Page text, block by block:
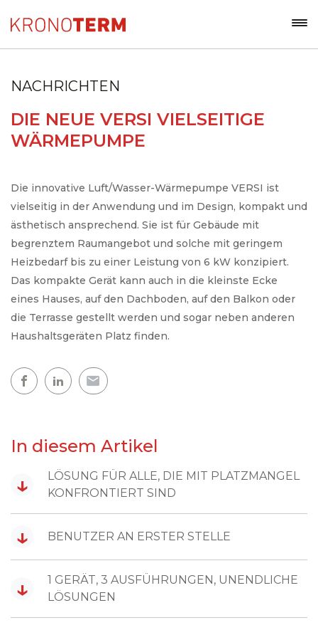
NACHRICHTEN
DIE NEUE VERSI VIELSEITIGE
WÄRMEPUMPE
Die innovative Luft/Wasser-Wärmepumpe VERSI ist
vielseitig in der Anwendung und im Design, kompakt und
ästhetisch ansprechend. Sie ist für Gebäude mit
begrenztem Raumangebot und solche mit geringem
Heizbedarf bis zu einer Leistung von 6 kW konzipiert.
Das kompakte Gerät kann auch in die kleinste Ecke
eines Hauses, auf den Dachboden, auf den Balkon oder
die Terrasse gestellt werden und sogar neben anderen
Haushaltsgeräten Platz finden.
In diesem Artikel
↓
LÖSUNG FÜR ALLE, DIE MIT PLATZMANGEL
KONFRONTIERT SIND
↓ BENUTZER AN ERSTER STELLE
↓
1 GERÄT, 3 AUSFÜHRUNGEN, UNENDLICHE
LÖSUNGEN